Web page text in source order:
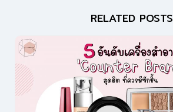
RELATED POSTS